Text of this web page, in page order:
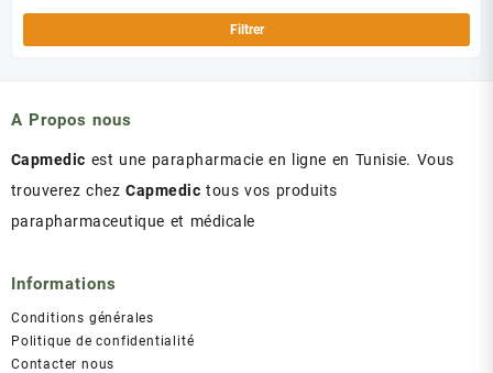
min
Filtrer
A Propos nous
Capmedic est une parapharmacie en ligne en Tunisie. Vous
trouverez chezCapmedic tous vos produits
parapharmaceutique et médicale
Informations
Conditions générales
Politique de confidentialité
Contacter nous